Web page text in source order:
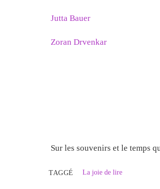
Jutta Bauer
Zoran Drvenkar
Sur les souvenirs et le temps
TAGGÉ La joie de lire